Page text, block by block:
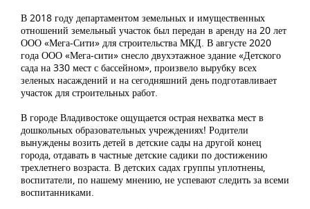
В 2018 году департаментом земельных и имущественных
отношений земельный участок был передан в аренду на 20 лет
ООО «Мега-Сити» для строительства МКД. В августе 2020
года ООО «Мега-сити» снесло двухэтажное здание «Детского
сада на 330 мест с бассейном», произвело вырубку всех
зеленых насаждений и на сегодняшний день подготавливает
участок для строительных работ.
В городе Владивостоке ощущается острая нехватка мест в
дошкольных образовательных учреждениях! Родители
вынуждены возить детей в детские сады на другой конец
города, отдавать в частные детские садики по достижению
трехлетнего возраста. В детских садах группы уплотнены,
воспитатели, по нашему мнению, не успевают следить за всеми
воспитанниками.